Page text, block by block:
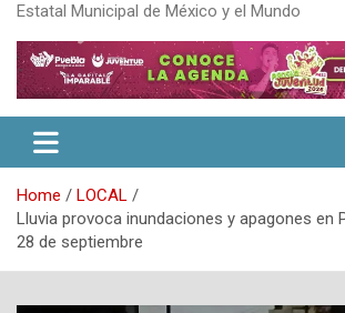
Estatal Municipal de México y el Mundo
Home
LOCAL
Lluvia provoca inundaciones y apagones en
28 de septiembre